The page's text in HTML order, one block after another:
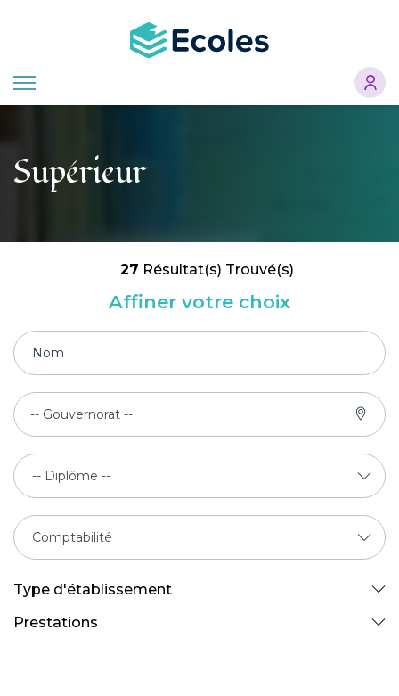
principal
Supérieur
27 Résultat(s) Trouvé(s)
Affiner votre choix
-- Gouvernorat --
Type d'établissement
Prestations